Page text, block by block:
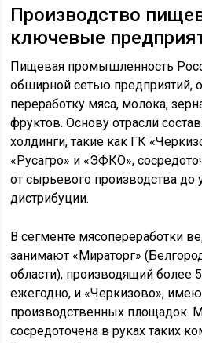
Производство
ключевые
Пищевая промышленность
обширной сетью предприятий,
переработку мяса, молока,
фруктов. Основу отрасли
холдинги, такие как ГК
«Русагро» и «ЭФКО»,
от сырьевого производства до
дистрибуции.
В сегменте мясопереработки
занимают «Мираторг»
области), производящий более
ежегодно, и «Черкизово»,
производственных площадок.
сосредоточена в руках таких